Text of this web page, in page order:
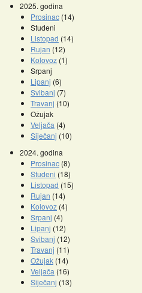
2025. godina
Prosinac (14)
Studeni
Listopad (14)
Rujan (12)
Kolovoz (1)
Srpanj
Lipanj (6)
Svibanj (7)
Travanj (10)
Ožujak
Veljača (4)
Siječanj (10)
2024. godina
Prosinac (8)
Studeni (18)
Listopad (15)
Rujan (14)
Kolovoz (4)
Srpanj (4)
Lipanj (12)
Svibanj (12)
Travanj (11)
Ožujak (14)
Veljača (16)
Siječanj (13)